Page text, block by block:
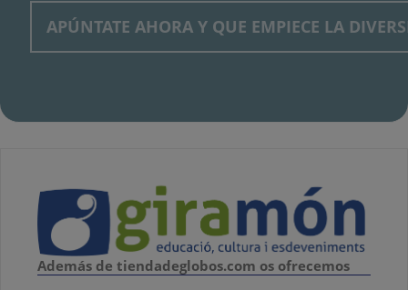
Además de tiendadeglobos.com os ofrecemos